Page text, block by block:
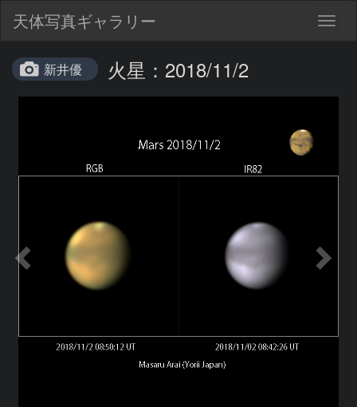
天体写真ギャラリー
新井優 火星：2018/11/2